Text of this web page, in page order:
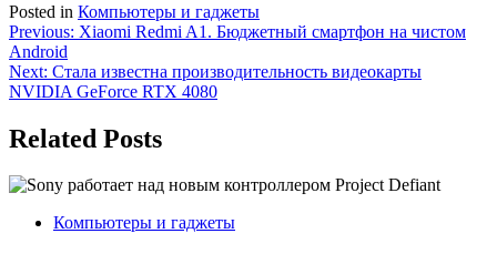
Posted in Компьютеры и гаджеты
Навигация
по
записям
Previous: Xiaomi Redmi A1. Бюджетный смартфон на чистом
Android
Next: Стала известна производительность видеокарты
NVIDIA GeForce RTX 4080
Related Posts
Компьютеры и гаджеты